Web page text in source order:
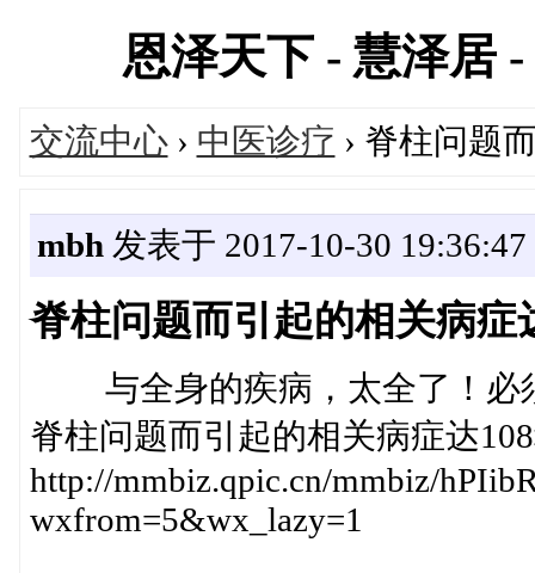
恩泽天下 - 慧泽居
交流中心› 中医诊疗 › 脊柱问题
mbh 发表于 2017-10-30 19:36:47
脊柱问题而引起的相关病症
与全身的疾病，太全
脊柱问题而引起的相关病症达
http://mmbiz.qpic.cn/mmbiz/
wxfrom=5&wx_lazy=1